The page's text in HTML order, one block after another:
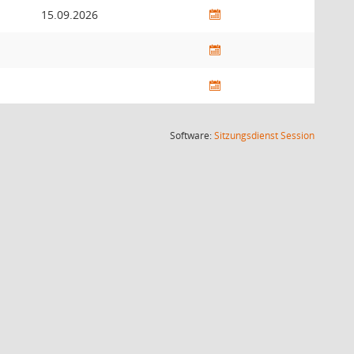
15.09.2026
Software:SitzungsdienstSession(Wird in